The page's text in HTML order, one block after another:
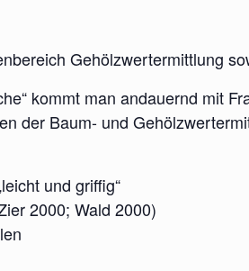
Gehölzwertermittlung
kommt man andauernd mit
der Baum- und
und griffig“
2000; Wald 2000)